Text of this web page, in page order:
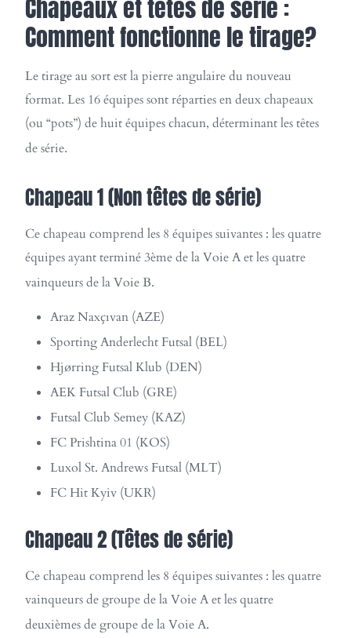
Chapeaux et têtes de série :
Comment fonctionne le tirage?
Le tirage au sort est la pierre angulaire du nouveau
format. Les 16 équipes sont réparties en deux chapeaux
(ou “pots”) de huit équipes chacun, déterminant les têtes
de série.
Chapeau 1 (Non têtes de série)
Ce chapeau comprend les 8 équipes suivantes : les quatre
équipes ayant terminé 3ème de la Voie A et les quatre
vainqueurs de la Voie B.
Araz Naxçıvan (AZE)
Sporting Anderlecht Futsal (BEL)
Hjørring Futsal Klub (DEN)
AEK Futsal Club (GRE)
Futsal Club Semey (KAZ)
FC Prishtina 01 (KOS)
Luxol St. Andrews Futsal (MLT)
FC Hit Kyiv (UKR)
Chapeau 2 (Têtes de série)
Ce chapeau comprend les 8 équipes suivantes : les quatre
vainqueurs de groupe de la Voie A et les quatre
deuxièmes de groupe de la Voie A.